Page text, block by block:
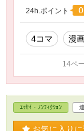
24h.ポイント
4コマ 漫
14ペ
ｴｯｾｲ・ﾉﾝﾌｨｸｼｮﾝ